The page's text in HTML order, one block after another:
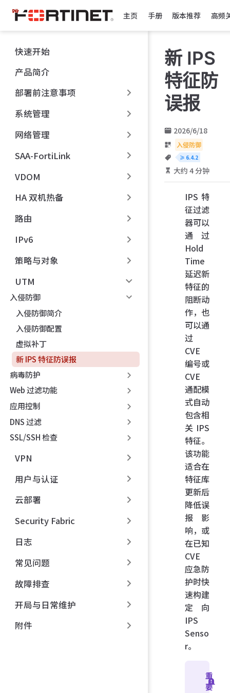
跳
至
主
內
容
主页 手册 版本推荐 高频
快速开始
产品简介
部署前注意事项
系统管理
网络管理
SAA-FortiLink
VDOM
HA 双机热备
路由
IPv6
策略与对象
UTM
入侵防御
入侵防御简介
入侵防御配置
虚拟补丁
新 IPS 特征防误报
病毒防护
Web 过滤功能
应用控制
DNS 过滤
SSL/SSH 检查
VPN
用户与认证
云部署
Security Fabric
日志
常见问题
故障排查
开局与日常维护
附件
新 IPS
特征防
误报
2026/6/18
入侵防御
≥ 6.4.2
大约 4 分钟
IPS 特
征过滤
器可以
通过
Hold
Time
延迟新
特征的
阻断动
作，也
可以通
过
CVE
编号或
CVE
通配模
式自动
包含相
关 IPS
特征。
该功能
适合在
特征库
更新后
降低误
报影
响，或
在已知
CVE
应急防
护时快
速构建
定向
IPS
Senso
r。
重
要